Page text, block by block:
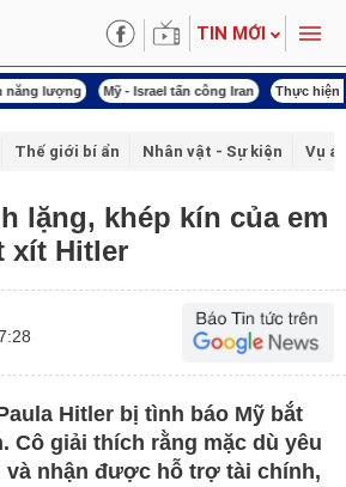
TIN MỚI
Iran Thực hiện Nghị quyết 80 Thực hiện
Thế giới bí ẩn Nhân vật - Sự kiện Vụ
lặng, khép kín của em
xít Hitler
Hitler bị tình báo Mỹ bắt
Cô giải thích rằng mặc dù yêu
và nhận được hỗ trợ tài chính,